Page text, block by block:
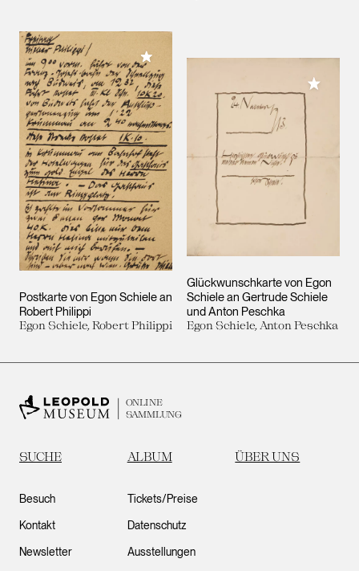
Postkarte von Egon Schiele an
Robert Philippi
Egon Schiele, Robert Philippi
Meiner Sammlung hinzufügen
Glückwunschkarte von Egon
Schiele an Gertrude Schiele
und Anton Peschka
Egon Schiele, Anton Peschka
Meiner
ONLINE
SAMMLUNG
SUCHE ALBUM ÜBER UNS
Besuch
Kontakt
Newsletter
Tickets/Preise
Datenschutz
Ausstellungen